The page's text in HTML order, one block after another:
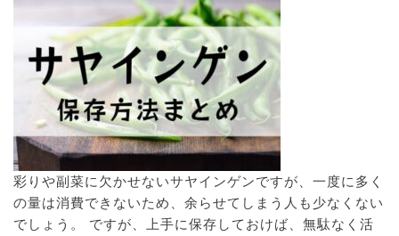
彩りや副菜に欠かせないサヤインゲンですが、一度に多く
の量は消費できないため、余らせてしまう人も少なくない
でしょう。 ですが、上手に保存しておけば、無駄なく活